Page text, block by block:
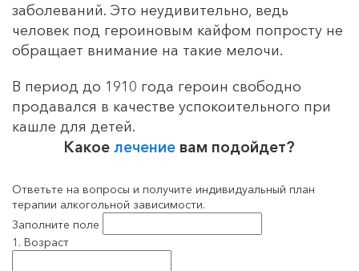
заболеваний. Это неудивительно, ведь
человек под героиновым кайфом попросту не
обращает внимание на такие мелочи.
В период до 1910 года героин свободно
продавался в качестве успокоительного при
кашле для детей.
Какое лечение вам подойдет?
Ответьте на вопросы и получите индивидуальный план
терапии алкогольной зависимости.
Заполните поле
1. Возраст